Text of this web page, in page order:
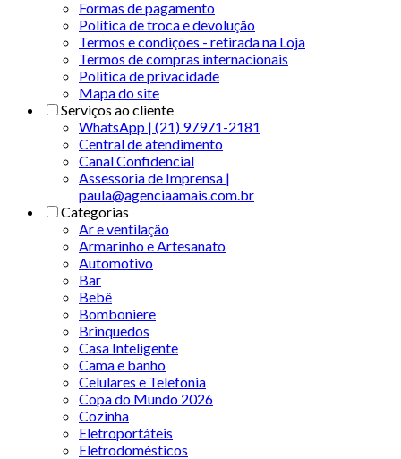
Formas de pagamento
Política de troca e devolução
Termos e condições - retirada na Loja
Termos de compras internacionais
Politica de privacidade
Mapa do site
Serviços ao cliente
WhatsApp | (21) 97971-2181
Central de atendimento
Canal Confidencial
Assessoria de Imprensa |
paula@agenciaamais.com.br
Categorias
Ar e ventilação
Armarinho e Artesanato
Automotivo
Bar
Bebê
Bomboniere
Brinquedos
Casa Inteligente
Cama e banho
Celulares e Telefonia
Copa do Mundo 2026
Cozinha
Eletroportáteis
Eletrodomésticos